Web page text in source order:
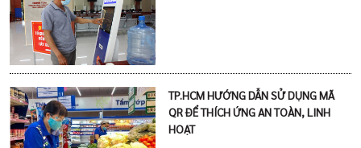
TP.HCM HƯỚNG DẪN SỬ DỤNG MÃ
QR ĐỂ THÍCH ỨNG AN TOÀN, LINH
HOẠT